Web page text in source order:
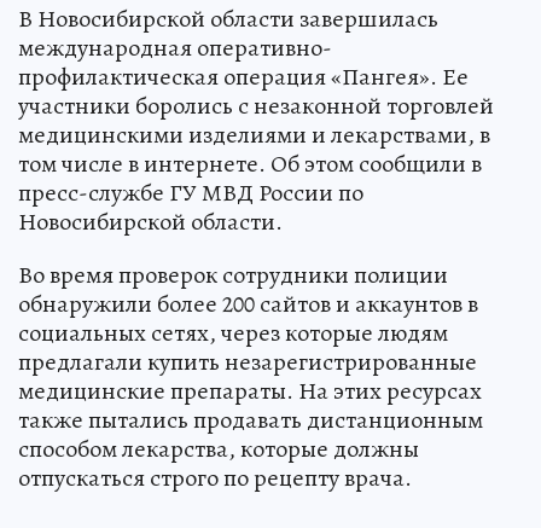
В Новосибирской области завершилась
международная оперативно-
профилактическая операция «Пангея». Ее
участники боролись с незаконной торговлей
медицинскими изделиями и лекарствами, в
том числе в интернете. Об этом сообщили в
пресс-службе ГУ МВД России по
Новосибирской области.
Во время проверок сотрудники полиции
обнаружили более 200 сайтов и аккаунтов в
социальных сетях, через которые людям
предлагали купить незарегистрированные
медицинские препараты. На этих ресурсах
также пытались продавать дистанционным
способом лекарства, которые должны
отпускаться строго по рецепту врача.